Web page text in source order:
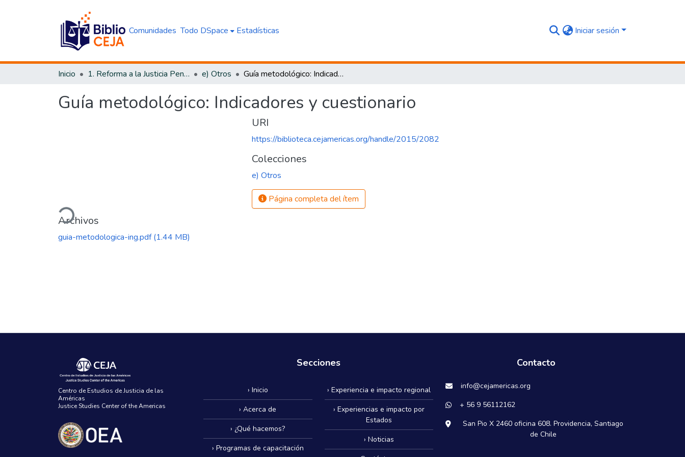
Comunidades Todo DSpace Estadísticas Iniciar sesión
Inicio 1. Reforma a la Justicia Penal e) Otros Guía metodológico: Indicadores y cuestionario
Guía metodológico: Indicadores y cuestionario
Cargando...
Archivos
guia-metodologica-ing.pdf(1.44 MB)
URI
https://biblioteca.cejamericas.org/handle/2015/2082
Colecciones
e) Otros
Página completa del ítem
Centro de Estudios de Justicia de las
Américas
Justice Studies Center of the Americas
Secciones
› Inicio
› Acerca de
› ¿Qué hacemos?
› Programas de capacitación
› Experiencia e impacto regional
› Experiencias e impacto por
Estados
› Noticias
Contacto
info@cejamericas.org
+ 56 9 56112162
San Pio X 2460 oficina 608. Providencia, Santiago
de Chile